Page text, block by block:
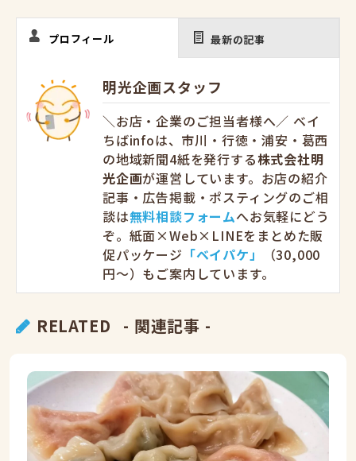
プロフィール 最新の記事
明光企画スタッフ
＼お店・企業のご担当者様へ／ ベイ
ちばinfoは、市川・行徳・浦安・葛西
の地域新聞4紙を発行する株式会社明
光企画が運営しています。お店の紹介
記事・広告掲載・ポスティングのご相
談は無料相談フォームへお気軽にどう
ぞ。紙面×Web×LINEをまとめた販
促パッケージ 「ベイパケ」
（30,000
円〜）もご案内しています。
RELATED - 関連記事 -